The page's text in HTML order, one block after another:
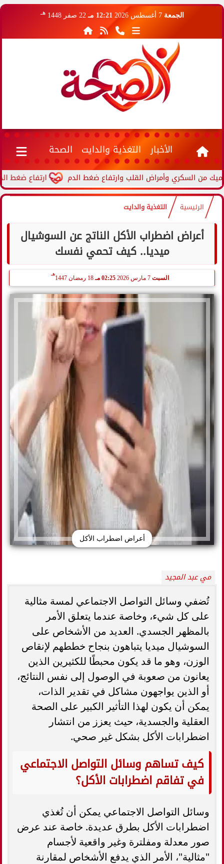
الجمعة 7 أغسطس 2026 12:21 مـ 22 صفر 1448 هـ
الأخبار التغذية والدايت الصحة
ارتفاع ضغط الدم أثناء
الرئيسية التغذية والدايت
أعراض اضطراب الأكل الناتج عن السوشيال
ميديا.. كيف تحمي نفسك
السبت 02:25 مـ 18 رمضان 1447
هـ
أعراض اضطراب الأكل
مي عبد المجيد
تُضفي وسائل التواصل الاجتماعي لمسة مثالية
على كل شيء، وخاصة عندما يتعلق الأمر
بالمظهر الجسدي. العديد من الأشخاص على
السوشيال ميديا يتباهون بنجاح خططهم لإنقاص
الوزن، وهو ما قد يكون محبطًا للكثيرين الذين
يعانون من صعوبة في الوصول إلى نفس النتائج،
أو الذين يواجهون مشاكل في تقدير الذات،
يمكن أن يكون لهذا التأثير الكبير على الصحة
العقلية والجسدية، حيث يعزز من انتشار
اضطرابات الأكل بشكل غير صحي.
كيف تساهم وسائل التواصل الاجتماعي
في تفاقم اضطرابات الأكل؟
وسائل التواصل الاجتماعي يمكن أن تُغذي
اضطرابات الأكل بطرق عديدة. خاصة عند عرض
صور معدلة ومفلترة وغير واقعية لأجسام
"مثالية"، الأمر الذي يدفع الأشخاص لمقارنة